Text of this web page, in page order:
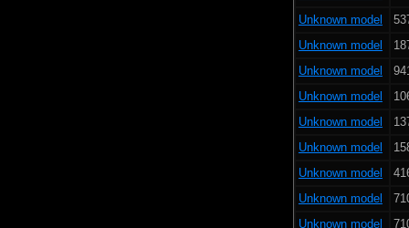
Unknown model
Unknown model
Unknown model
Unknown model
Unknown model
Unknown model
Unknown model
Unknown model
Unknown model